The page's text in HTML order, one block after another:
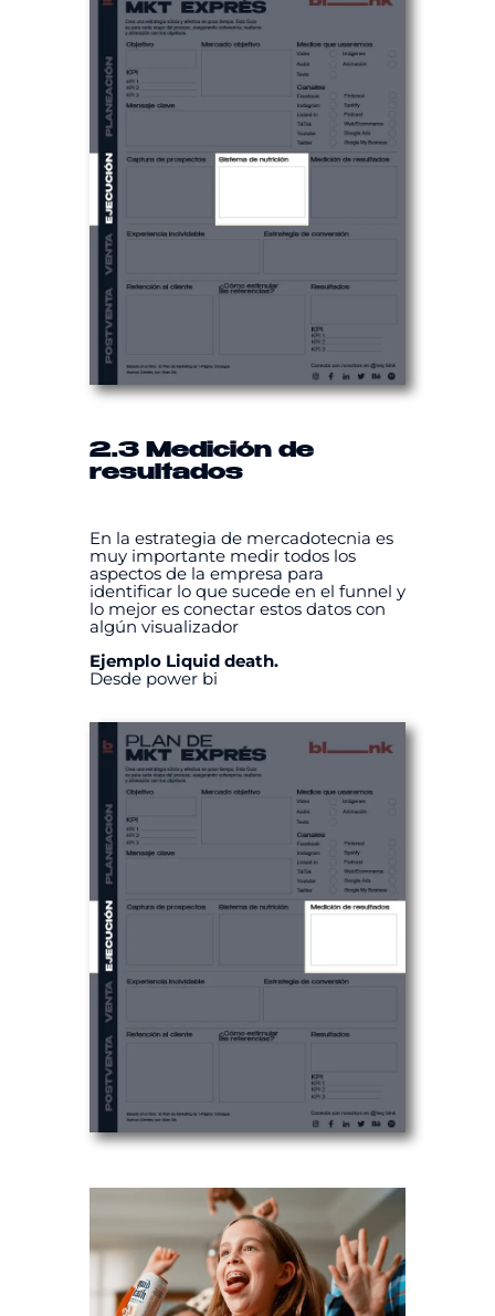
2.3 Medición de
resultados
En la estrategia de mercadotecnia es
muy importante medir todos los
aspectos de la empresa para
identificar lo que sucede en el funnel y
lo mejor es conectar estos datos con
algún visualizador
Ejemplo Liquid death.
Desde power bi